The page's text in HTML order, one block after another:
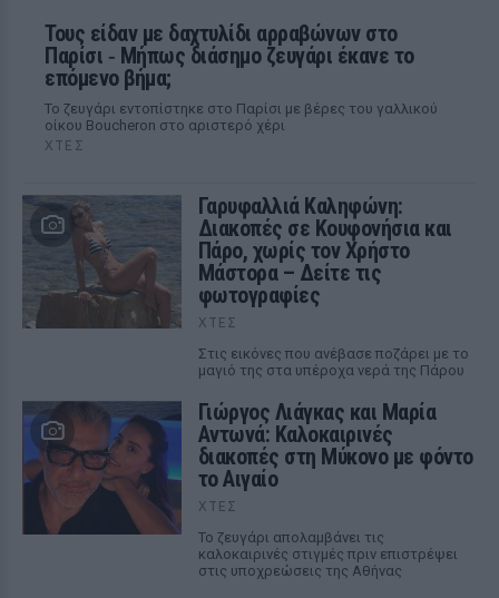
Τους είδαν με δαχτυλίδι αρραβώνων στο
Παρίσι ‑ Μήπως διάσημο ζευγάρι έκανε το
επόμενο βήμα;
Το ζευγάρι εντοπίστηκε στο Παρίσι με βέρες του γαλλικού
οίκου Boucheron στο αριστερό χέρι
ΧΤΕΣ
Γαρυφαλλιά Καληφώνη:
Διακοπές σε Κουφονήσια και
Πάρο, χωρίς τον Χρήστο
Μάστορα – Δείτε τις
φωτογραφίες
ΧΤΕΣ
Στις εικόνες που ανέβασε ποζάρει με το
μαγιό της στα υπέροχα νερά της Πάρου
Γιώργος Λιάγκας και Μαρία
Αντωνά: Καλοκαιρινές
διακοπές στη Μύκονο με φόντο
το Αιγαίο
ΧΤΕΣ
Το ζευγάρι απολαμβάνει τις
καλοκαιρινές στιγμές πριν επιστρέψει
στις υποχρεώσεις της Αθήνας